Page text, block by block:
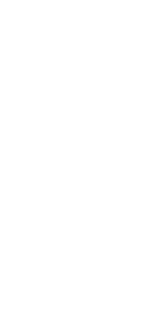
Vingåkers Factory